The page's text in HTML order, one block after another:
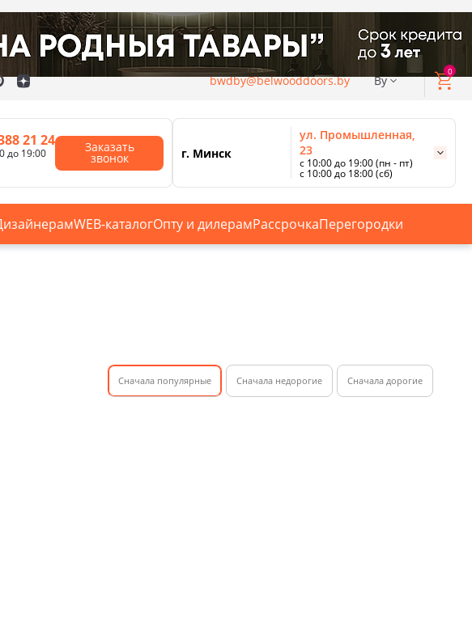
bwdby@belwooddoors.by By
0
21 24
до 19:00 Заказать
звонок г. Минск
ул. Промышленная,
23
с 10:00 до 19:00 (пн - пт)
с 10:00 до 18:00 (сб)
с 10:00 до 18:00 (вс).
Смотреть все магазины
WEB-каталогОпту и дилерамРассрочкаПерегородки
Cначала популярные Сначала недорогие Cначала дорогие